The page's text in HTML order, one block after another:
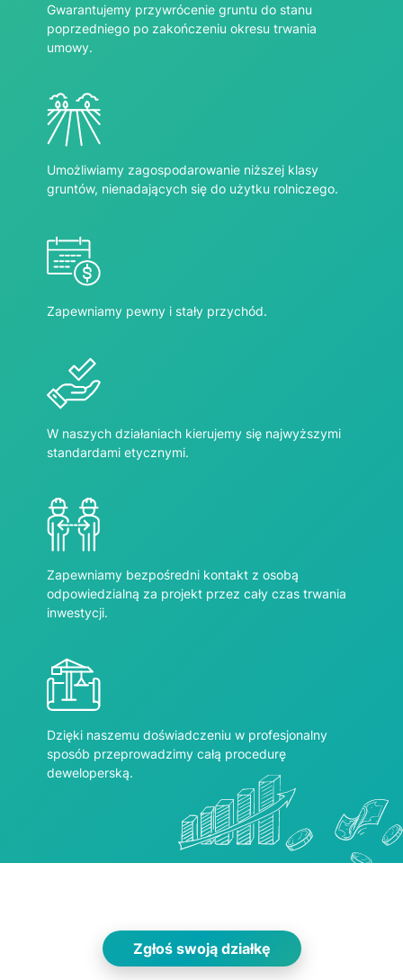
Gwarantujemy przywrócenie gruntu do stanu
poprzedniego po zakończeniu okresu trwania
umowy.
Umożliwiamy zagospodarowanie niższej klasy
gruntów, nienadających się do użytku rolniczego.
Zapewniamy pewny i stały przychód.
W naszych działaniach kierujemy się najwyższymi
standardami etycznymi.
Zapewniamy bezpośredni kontakt z osobą
odpowiedzialną za projekt przez cały czas trwania
inwestycji.
Dzięki naszemu doświadczeniu w profesjonalny
sposób przeprowadzimy całą procedurę
deweloperską.
Zgłoś swoją działkę